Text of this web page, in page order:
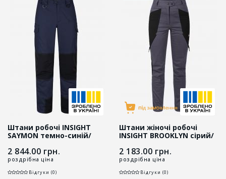
Штани робочі INSIGHT
SAYMON темно-синій/
2 844.00 грн.
роздрібна ціна
Відгуки (0)
Штани жіночі робочі
INSIGHT BROOKLYN сірий/
2 183.00 грн.
роздрібна ціна
Відгуки (0)